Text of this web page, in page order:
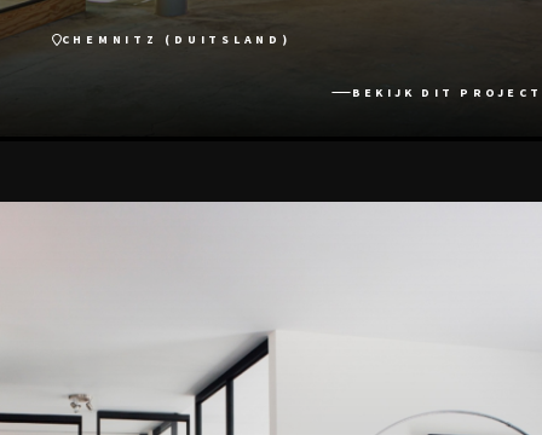
CHEMNITZ (DUITSLAND)
BEKIJK DIT PROJECT